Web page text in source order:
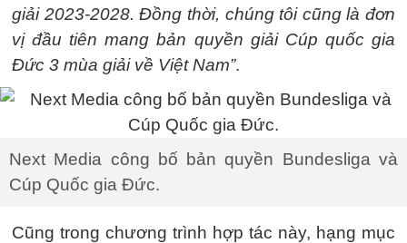
giải 2023-2028. Đồng thời, chúng tôi cũng là đơn
vị đầu tiên mang bản quyền giải Cúp quốc gia
Đức 3 mùa giải về Việt Nam”.
Next Media công bố bản quyền Bundesliga và
Cúp Quốc gia Đức.
Cũng trong chương trình hợp tác này, hạng mục